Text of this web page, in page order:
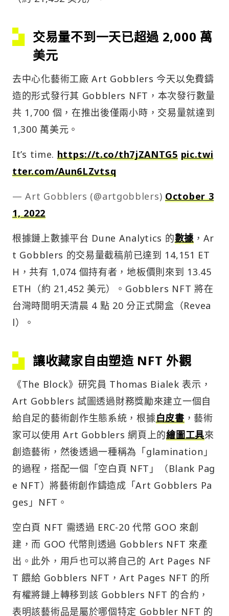
交易量不到一天已超過 2,000 萬
美元
去中心化藝術工廠 Art Gobblers 今天以免費鑄
造的形式發行其 Gobblers NFT，本次發行數量
共 1,700 個，在推出後僅兩小時，交易量就達到
1,300 萬美元。
It’s time. https://t.co/th7jZANTG5 pic.twi
tter.com/Aun6LZvtsq
— Art Gobblers (@artgobblers) October 3
1, 2022
根據鏈上數據平台 Dune Analytics 的數據，Ar
t Gobblers 的交易量截稿前已達到 14,151 ET
H，共有 1,074 個持有者，地板價則來到 13.45
ETH（約 21,452 美元）。Gobblers NFT 將在
台灣時間明天清晨 4 點 20 分正式開盒（Revea
l）。
讓收藏家自由塑造 NFT 外觀
《The Block》研究員 Thomas Bialek 表示，
Art Gobblers 試圖透過財務獎勵來建立一個自
給自足的藝術創作生態系統，根據白皮書，藝術
家可以使用 Art Gobblers 網頁上的繪圖工具來
創造藝術，然後透過一種稱為「glamination」
的過程，搭配一個「空白頁 NFT」（Blank Pag
e NFT）將藝術創作鑄造成「Art Gobblers Pa
ges」NFT。
空白頁 NFT 需透過 ERC-20 代幣 GOO 來創
建，而 GOO 代幣則透過 Gobblers NFT 來產
出。此外，用戶也可以將自己的 Art Pages NF
T 餵給 Gobblers NFT，Art Pages NFT 的所
有權將鏈上轉移到該 Gobblers NFT 的合約，
表明該藝術品是屬於哪個特定 Gobbler NFT 的